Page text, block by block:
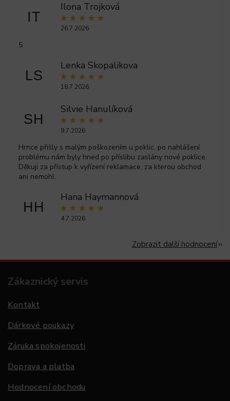
IT
Ilona Trojková
26.7.2026
5
LS
Lenka Skopalikova
18.7.2026
SH
Silvie Hanulíková
9.7.2026
Hrnce přišly s malým poškozením u poklic, po nahlášení
problému nám byly hned po příslibu zaslány nové poklice.
Děkuji za přístup k vyřízení reklamace, za kterou obchod
ani nemohl.
HH
Hana Haymannová
4.7.2026
Zobrazit další hodnocení
Zákaznický servis
Kontakt
Dárkové poukazy
Záruka spokojenosti
Doprava a platba
Hodnocení obchodu